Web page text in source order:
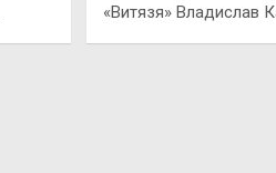
«Витязя» Владислав